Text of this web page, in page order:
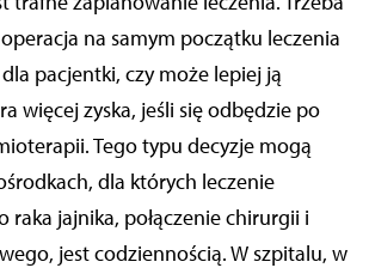
na samym początku leczenia
pacjentki, czy może lepiej ją
więcej zyska, jeśli się odbędzie po
Tego typu decyzje mogą
dla których leczenie
raka jajnika, połączenie chirurgii i
jest codziennością. W szpitalu, w